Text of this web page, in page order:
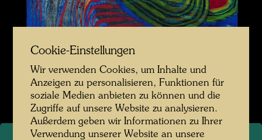
Cookie-Einstellungen
Wir verwenden Cookies, um Inhalte und
Anzeigen zu personalisieren, Funktionen für
soziale Medien anbieten zu können und die
Zugriffe auf unsere Website zu analysieren.
Außerdem geben wir Informationen zu Ihrer
Verwendung unserer Website an unsere